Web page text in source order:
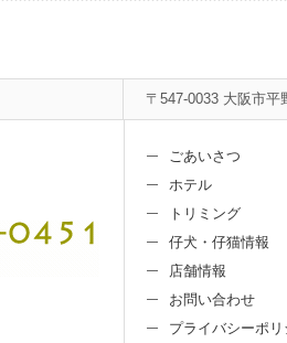
〒547-0033 大阪市平
ごあいさつ
ホテル
トリミング
仔犬・仔猫情報
店舗情報
お問い合わせ
プライバシーポリ